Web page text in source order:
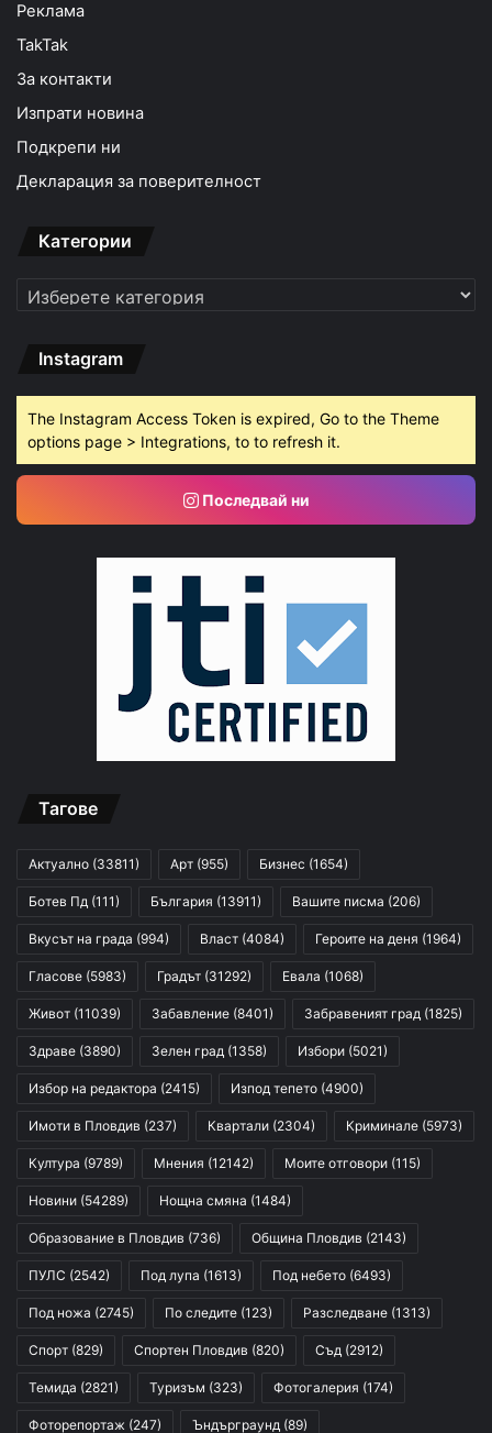
Реклама
TakTak
За контакти
Изпрати новина
Подкрепи ни
Декларация за поверителност
Категории
Категории
Instagram
The Instagram Access Token is expired, Go to the Theme
options page > Integrations, to to refresh it.
Последвай ни
Тагове
Актуално (33811) Арт (955) Бизнес (1654)
Ботев Пд (111) България (13911) Вашите писма (206)
Вкусът на града (994) Власт (4084) Героите на деня (1964)
Гласове (5983) Градът (31292) Евала (1068)
Живот (11039) Забавление (8401) Забравеният град (1825)
Здраве (3890) Зелен град (1358) Избори (5021)
Избор на редактора (2415) Изпод тепето (4900)
Имоти в Пловдив (237) Квартали (2304) Криминале (5973)
Култура (9789) Мнения (12142) Моите отговори (115)
Новини (54289) Нощна смяна (1484)
Образование в Пловдив (736) Община Пловдив (2143)
ПУЛС (2542) Под лупа (1613) Под небето (6493)
Под ножа (2745) По следите (123) Разследване (1313)
Спорт (829) Спортен Пловдив (820) Съд (2912)
Темида (2821) Туризъм (323) Фотогалерия (174)
Фоторепортаж (247) Ъндърграунд (89)